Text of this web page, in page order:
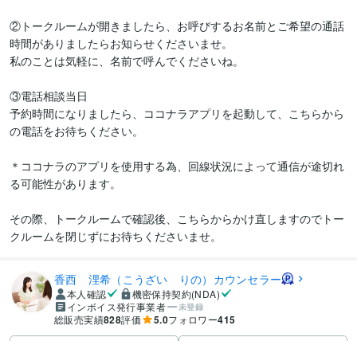
②トークルームが開きましたら、お呼びするお名前とご希望の通話
時間がありましたらお知らせくださいませ。
私のことは気軽に、名前で呼んでくださいね。
③電話相談当日
予約時間になりましたら、ココナラアプリを起動して、こちらから
の電話をお待ちください。
＊ココナラのアプリを使用する為、回線状況によって通信が途切れ
る可能性があります。
その際、トークルームで確認後、こちらからかけ直しますのでトー
クルームを閉じずにお待ちくださいませ。
香西 浬希（こうざい りの）カウンセラー
本人確認
機密保持契約(NDA)
インボイス発行事業者
未登録
総販売実績828評価 5.0フォロワー415